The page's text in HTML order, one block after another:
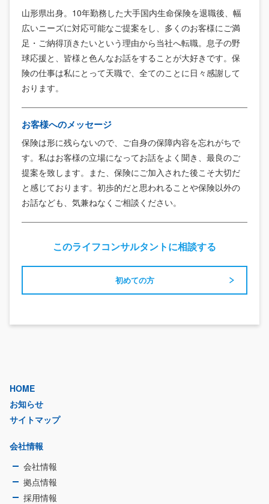
山形県出身。10年勤務した大手国内生命保険を退職後、幅
広いニーズに対応可能なご提案をし、多くのお客様にご満
足・ご納得頂きたいという理由から当社へ転職。息子の野
球応援と、皆様と色んなお話をすることが大好きです。保
険の仕事は私にとって天職で、全てのことに日々感謝して
おります。
お客様へのメッセージ
保険は形に残らないので、ご自身の保障内容を忘れがちで
す。私はお客様の立場になってお話をよく聞き、最良のご
提案を致します。また、保険にご加入された後こそ大切だ
と感じております。初歩的だと思われることや保険以外の
お話なども、気兼ねなくご相談ください。
このライフコンサルタントに相談する
初めての方
HOME
お知らせ
サイトマップ
会社情報
会社情報
拠点情報
採用情報